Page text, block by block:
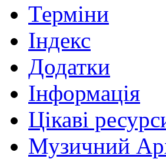
Терміни
Індекс
Додатки
Інформація
Цікаві
Музичний